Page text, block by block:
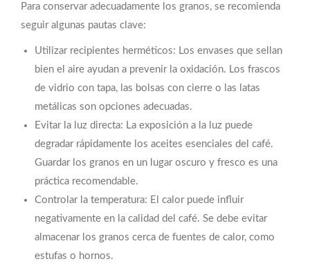
Para conservar adecuadamente los granos, se recomienda
seguir algunas pautas clave:
Utilizar recipientes herméticos: Los envases que sellan
bien el aire ayudan a prevenir la oxidación. Los frascos
de vidrio con tapa, las bolsas con cierre o las latas
metálicas son opciones adecuadas.
Evitar la luz directa: La exposición a la luz puede
degradar rápidamente los aceites esenciales del café.
Guardar los granos en un lugar oscuro y fresco es una
práctica recomendable.
Controlar la temperatura: El calor puede influir
negativamente en la calidad del café. Se debe evitar
almacenar los granos cerca de fuentes de calor, como
estufas o hornos.